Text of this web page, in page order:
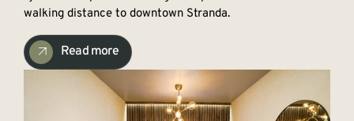
walking distance to downtown Stranda.
Read more